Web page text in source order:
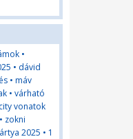
•
• dávid
• máv
• várható
vonatok
• zokni
2025 • 1